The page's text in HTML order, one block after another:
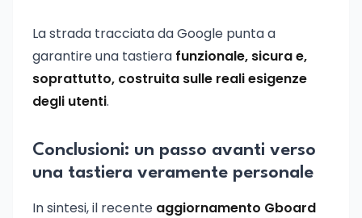
La strada tracciata da Google punta a
garantire una tastiera funzionale, sicura e,
soprattutto, costruita sulle reali esigenze
degli utenti.
Conclusioni: un passo avanti verso
una tastiera veramente personale
In sintesi, il recente aggiornamento Gboard